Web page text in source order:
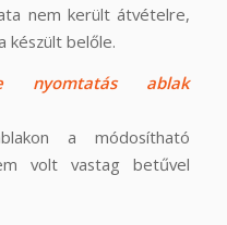
nem került átvételre,
készült belőle.
nyomtatás ablak
a módosítható
volt vastag betűvel